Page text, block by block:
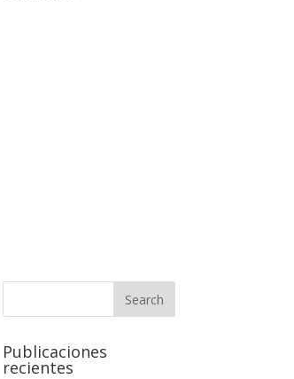
Publicaciones
recientes